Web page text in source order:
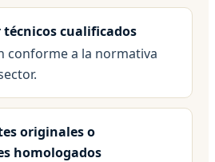
técnicos cualificados
conforme a la normativa
originales o
homologados